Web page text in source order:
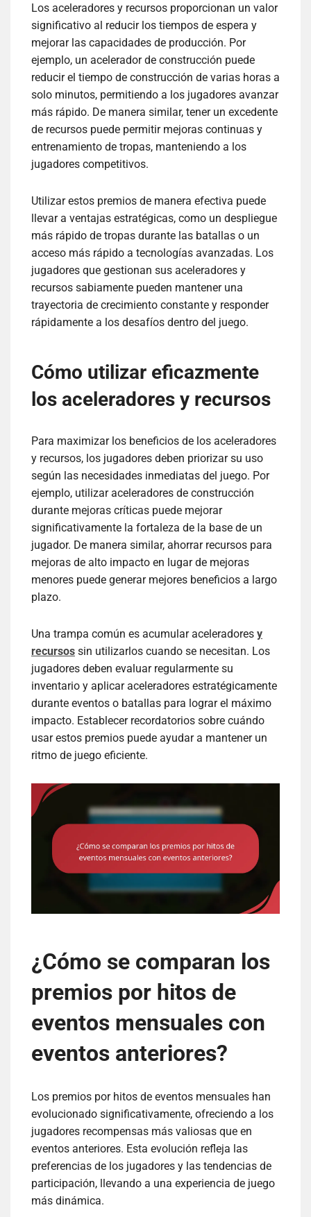
Los aceleradores y recursos proporcionan un valor
significativo al reducir los tiempos de espera y
mejorar las capacidades de producción. Por
ejemplo, un acelerador de construcción puede
reducir el tiempo de construcción de varias horas a
solo minutos, permitiendo a los jugadores avanzar
más rápido. De manera similar, tener un excedente
de recursos puede permitir mejoras continuas y
entrenamiento de tropas, manteniendo a los
jugadores competitivos.
Utilizar estos premios de manera efectiva puede
llevar a ventajas estratégicas, como un despliegue
más rápido de tropas durante las batallas o un
acceso más rápido a tecnologías avanzadas. Los
jugadores que gestionan sus aceleradores y
recursos sabiamente pueden mantener una
trayectoria de crecimiento constante y responder
rápidamente a los desafíos dentro del juego.
Cómo utilizar eficazmente
los aceleradores y recursos
Para maximizar los beneficios de los aceleradores
y recursos, los jugadores deben priorizar su uso
según las necesidades inmediatas del juego. Por
ejemplo, utilizar aceleradores de construcción
durante mejoras críticas puede mejorar
significativamente la fortaleza de la base de un
jugador. De manera similar, ahorrar recursos para
mejoras de alto impacto en lugar de mejoras
menores puede generar mejores beneficios a largo
plazo.
Una trampa común es acumular aceleradores y
recursos sin utilizarlos cuando se necesitan. Los
jugadores deben evaluar regularmente su
inventario y aplicar aceleradores estratégicamente
durante eventos o batallas para lograr el máximo
impacto. Establecer recordatorios sobre cuándo
usar estos premios puede ayudar a mantener un
ritmo de juego eficiente.
¿Cómo se comparan los
premios por hitos de
eventos mensuales con
eventos anteriores?
Los premios por hitos de eventos mensuales han
evolucionado significativamente, ofreciendo a los
jugadores recompensas más valiosas que en
eventos anteriores. Esta evolución refleja las
preferencias de los jugadores y las tendencias de
participación, llevando a una experiencia de juego
más dinámica.